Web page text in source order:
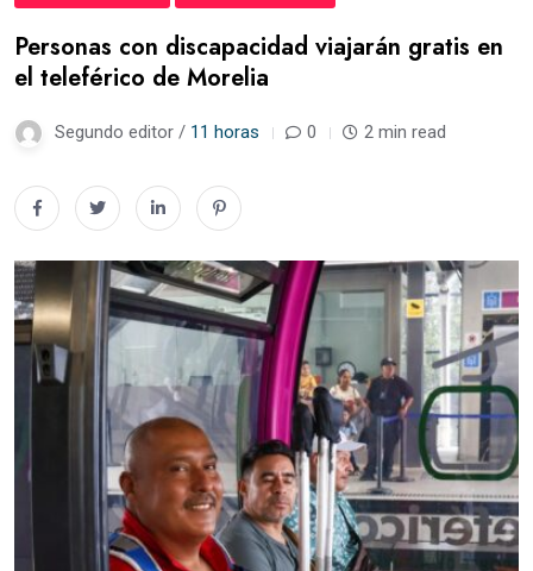
Personas con discapacidad viajarán gratis en
el teleférico de Morelia
Segundo editor / 11 horas 0 2 min read